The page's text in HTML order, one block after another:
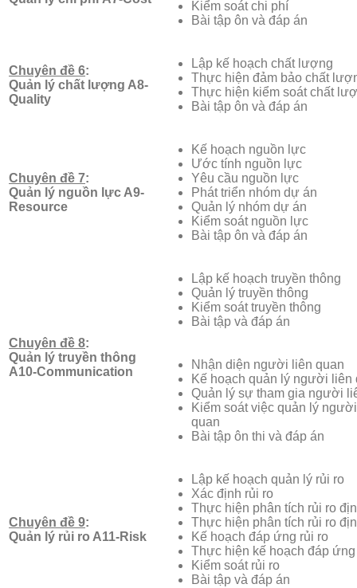
Kiểm soát chi phí
Bài tập ôn và đáp án
Chuyên đề 6:
Quản lý chất lượng A8-
Quality
Lập kế hoạch chất lượng
Thực hiện đảm bảo chất
Thực hiện kiểm soát chất
Bài tập ôn và đáp án
Chuyên đề 7:
Quản lý nguồn lực A9-
Resource
Kế hoạch nguồn lực
Ước tính nguồn lực
Yêu cầu nguồn lực
Phát triển nhóm dự án
Quản lý nhóm dự án
Kiểm soát nguồn lực
Bài tập ôn và đáp án
Chuyên đề 8:
Quản lý truyền thông
A10-Communication
Lập kế hoạch truyền thông
Quản lý truyền thông
Kiểm soát truyền thông
Bài tập và đáp án
Nhận diện người liên quan
Kế hoạch quản lý người liên
Quản lý sự tham gia người
Kiểm soát việc quản lý
quan
Bài tập ôn thi và đáp án
Chuyên đề 9:
Quản lý rủi ro A11-Risk
Lập kế hoạch quản lý rủi ro
Xác định rủi ro
Thực hiện phân tích rủi ro
Thực hiện phân tích rủi ro
Kế hoạch đáp ứng rủi ro
Thực hiện kế hoạch đáp
Kiểm soát rủi ro
Bài tập và đáp án